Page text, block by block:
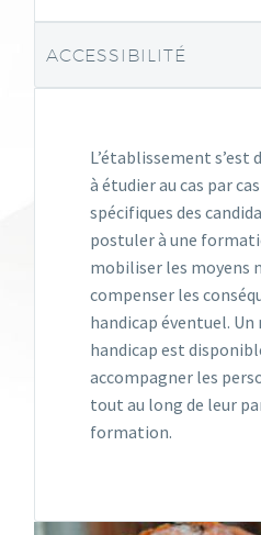
ACCESSIBILITÉ
L’établissement s’est
à étudier au cas par
spécifiques des
postuler à une
mobiliser les moyens
compenser les
handicap éventuel.
handicap est
accompagner les
tout au long de leur
formation.